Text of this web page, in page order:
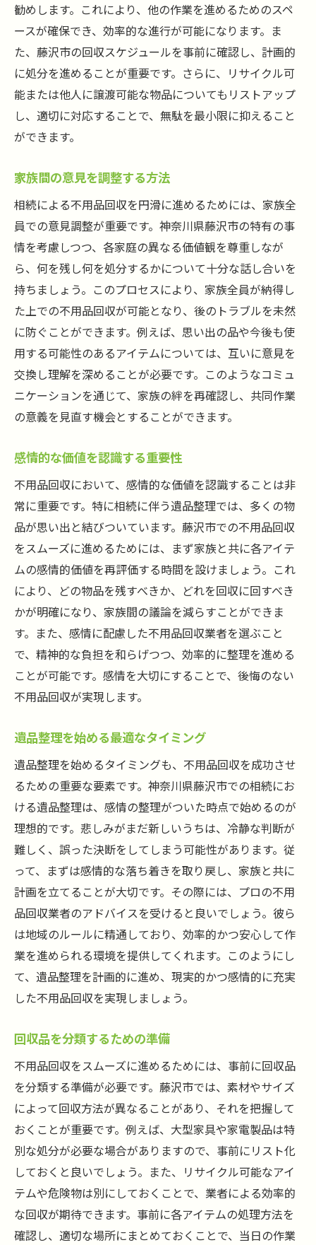
不用品の一時保管場所の選び方
地元のリサイクル施設を利用するメリット
信頼できる不用品回収業者の選び方で相続トラ
ブルを回避
優良業者を見分けるポイント
過去の実績をチェックする方法
信頼できる業者の見積もりの取り方
契約書の注意点と確認事項
アフターサービスの内容を確認する
不用品回収をプロに任せるメリットと注意点
プロに依頼する利便性と安心感
費用対効果を考慮した選択
専門業者のサービス内容を比較する
詐欺業者に騙されないための対策
安全に回収作業を依頼するための心得
契約時に確認すべき重要事項
相続での不用品回収をスムーズに進めるための
家族全員の意向を確認する方法
感情的な対立を避けるための話し合いの場
意見をまとめるための具体的なステップ
家族会議の効果的な進行方法
協力的な雰囲気を作り出すコツ
信頼と理解を深めるコミュニケーションの
重要性
藤沢市での不用品回収を効率的に進めるための
チェックリスト
チェックリストを作成する利点
回収品のリストアップ方法
回収日程のスケジュール管理
業者との連絡事項を整理する
不用品回収完了後の確認項目
不用品回収後の賢いリサイクル方法で環境に優
しい選択を
回収後のリサイクル方法を学ぶ
地元リサイクルセンターの活用
リサイクル可能な品目の仕分け方法
環境に配慮した処分方法の選択
リサイクルサービスの利用法
再利用可能な品物の寄付先を探す
相続トラブルを防ぐために知っておきたい不用
藤沢市での法的な手続きの流れ
不用品回収における注意事項の確認
トラブルを避けるための法律相談の活用
回収業者の法的な義務と責任
地域の条例や規則に基づく回収手順
勧めします。これにより、他の作業を進めるためのスペ
ースが確保でき、効率的な進行が可能になります。ま
た、藤沢市の回収スケジュールを事前に確認し、計画的
に処分を進めることが重要です。さらに、リサイクル可
能または他人に譲渡可能な物品についてもリストアップ
し、適切に対応することで、無駄を最小限に抑えること
ができます。
家族間の意見を調整する方法
相続による不用品回収を円滑に進めるためには、家族全
員での意見調整が重要です。神奈川県藤沢市の特有の事
情を考慮しつつ、各家庭の異なる価値観を尊重しなが
ら、何を残し何を処分するかについて十分な話し合いを
持ちましょう。このプロセスにより、家族全員が納得し
た上での不用品回収が可能となり、後のトラブルを未然
に防ぐことができます。例えば、思い出の品や今後も使
用する可能性のあるアイテムについては、互いに意見を
交換し理解を深めることが必要です。このようなコミュ
ニケーションを通じて、家族の絆を再確認し、共同作業
の意義を見直す機会とすることができます。
感情的な価値を認識する重要性
不用品回収において、感情的な価値を認識することは非
常に重要です。特に相続に伴う遺品整理では、多くの物
品が思い出と結びついています。藤沢市での不用品回収
をスムーズに進めるためには、まず家族と共に各アイテ
ムの感情的価値を再評価する時間を設けましょう。これ
により、どの物品を残すべきか、どれを回収に回すべき
かが明確になり、家族間の議論を減らすことができま
す。また、感情に配慮した不用品回収業者を選ぶこと
で、精神的な負担を和らげつつ、効率的に整理を進める
ことが可能です。感情を大切にすることで、後悔のない
不用品回収が実現します。
遺品整理を始める最適なタイミング
遺品整理を始めるタイミングも、不用品回収を成功させ
るための重要な要素です。神奈川県藤沢市での相続にお
ける遺品整理は、感情の整理がついた時点で始めるのが
理想的です。悲しみがまだ新しいうちは、冷静な判断が
難しく、誤った決断をしてしまう可能性があります。従
って、まずは感情的な落ち着きを取り戻し、家族と共に
計画を立てることが大切です。その際には、プロの不用
品回収業者のアドバイスを受けると良いでしょう。彼ら
は地域のルールに精通しており、効率的かつ安心して作
業を進められる環境を提供してくれます。このようにし
て、遺品整理を計画的に進め、現実的かつ感情的に充実
した不用品回収を実現しましょう。
回収品を分類するための準備
不用品回収をスムーズに進めるためには、事前に回収品
を分類する準備が必要です。藤沢市では、素材やサイズ
によって回収方法が異なることがあり、それを把握して
おくことが重要です。例えば、大型家具や家電製品は特
別な処分が必要な場合がありますので、事前にリスト化
しておくと良いでしょう。また、リサイクル可能なアイ
テムや危険物は別にしておくことで、業者による効率的
な回収が期待できます。事前に各アイテムの処理方法を
確認し、適切な場所にまとめておくことで、当日の作業